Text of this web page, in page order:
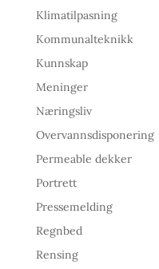
Klimatilpasning
Kommunalteknikk
Kunnskap
Meninger
Næringsliv
Overvannsdisponering
Permeable dekker
Portrett
Pressemelding
Regnbed
Rensing